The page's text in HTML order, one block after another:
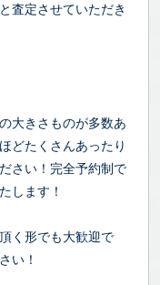
査定させていただき
大きさものが多数あ
どたくさんあったり
さい！完全予約制で
します！
く形でも大歓迎で
い！